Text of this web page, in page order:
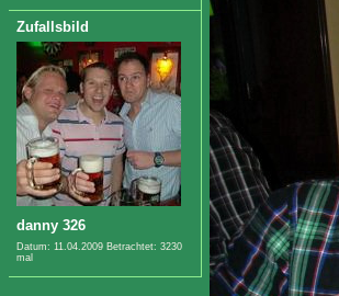
Zufallsbild
danny 326
Datum: 11.04.2009 Betrachtet: 3230
mal